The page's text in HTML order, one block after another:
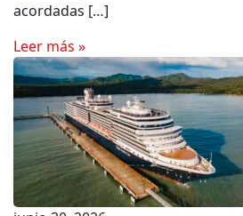
acordadas […]
Leer más »